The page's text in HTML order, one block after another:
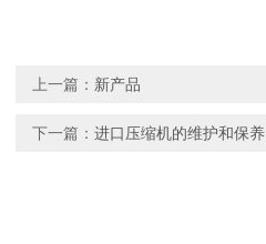
上一篇： 新产品
下一篇： 进口压缩机的维护和保养